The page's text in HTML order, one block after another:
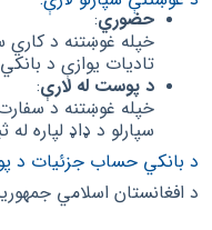
حضوري:
خپله غوښتنه د کاري
تادیات یوازې د
د پوست له لارې:
خپله غوښتنه د
سپارلو د ډاډ لپاره
د بانکي حساب جزئیات د
د افغانستان اسلامي